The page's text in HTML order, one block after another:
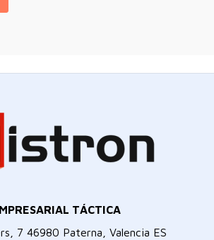
TÁCTICA
7 46980 Paterna, Valencia ES